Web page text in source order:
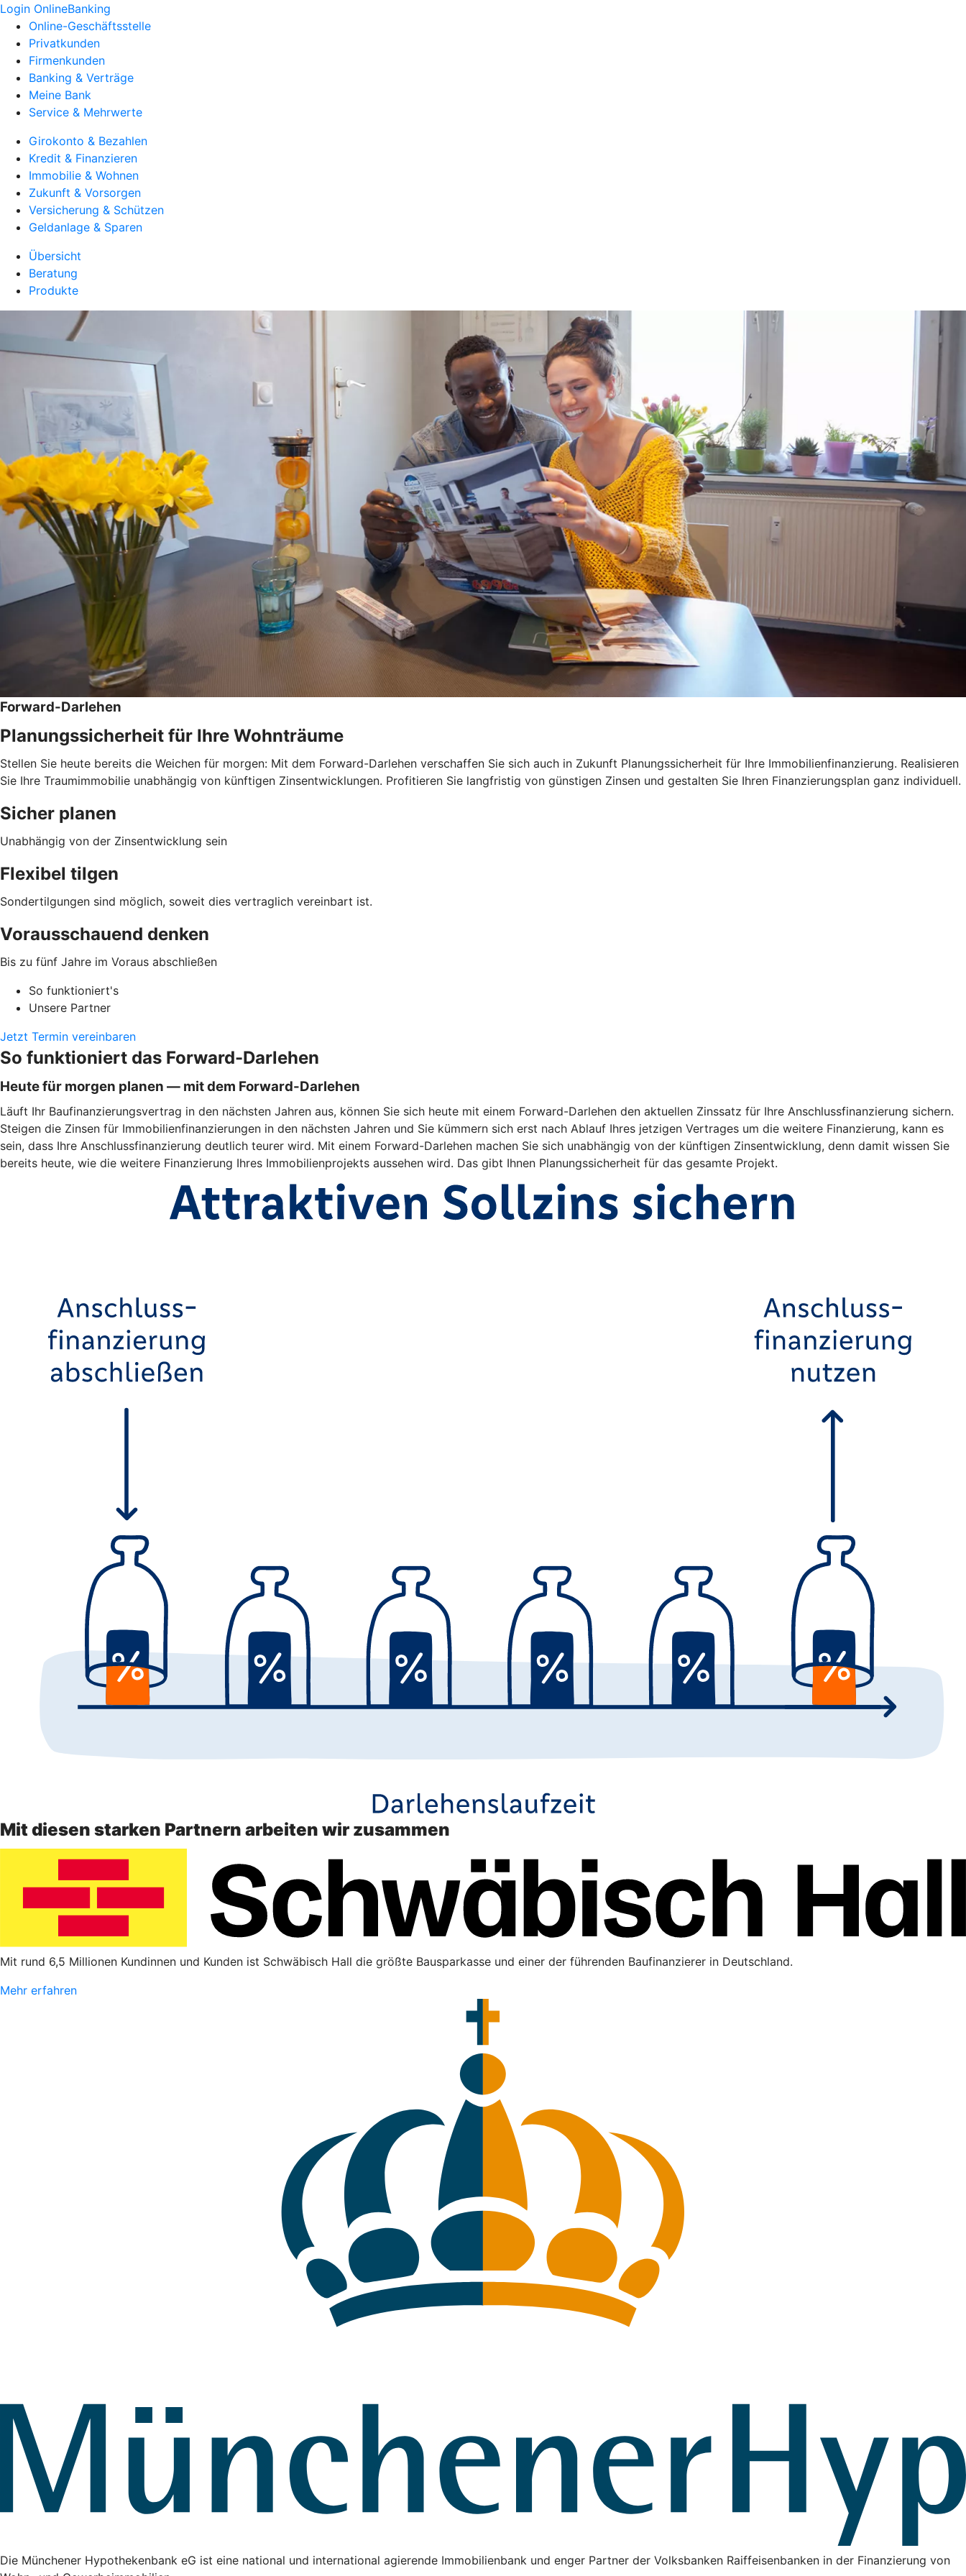
Login OnlineBanking
Online-Geschäftsstelle
Privatkunden
Firmenkunden
Banking & Verträge
Meine Bank
Service & Mehrwerte
Girokonto & Bezahlen
Kredit & Finanzieren
Immobilie & Wohnen
Zukunft & Vorsorgen
Versicherung & Schützen
Geldanlage & Sparen
Übersicht
Beratung
Produkte
Forward-Darlehen
Planungssicherheit für Ihre Wohnträume
Stellen Sie heute bereits die Weichen für morgen: Mit dem Forward-Darlehen verschaffen Sie sich auch in Zukunft Planungssicherheit für Ihre Immobilienfinanzierung. Realisieren
Sie Ihre Traumimmobilie unabhängig von künftigen Zinsentwicklungen. Profitieren Sie langfristig von günstigen Zinsen und gestalten Sie Ihren Finanzierungsplan ganz individuell.
Sicher planen
Unabhängig von der Zinsentwicklung sein
Flexibel tilgen
Sondertilgungen sind möglich, soweit dies vertraglich vereinbart ist.
Vorausschauend denken
Bis zu fünf Jahre im Voraus abschließen
So funktioniert's
Unsere Partner
Jetzt Termin vereinbaren
So funktioniert das Forward-Darlehen
Heute für morgen planen — mit dem Forward-Darlehen
Läuft Ihr Baufinanzierungsvertrag in den nächsten Jahren aus, können Sie sich heute mit einem Forward-Darlehen den aktuellen Zinssatz für Ihre Anschlussfinanzierung sichern.
Steigen die Zinsen für Immobilienfinanzierungen in den nächsten Jahren und Sie kümmern sich erst nach Ablauf Ihres jetzigen Vertrages um die weitere Finanzierung, kann es
sein, dass Ihre Anschlussfinanzierung deutlich teurer wird. Mit einem Forward-Darlehen machen Sie sich unabhängig von der künftigen Zinsentwicklung, denn damit wissen Sie
bereits heute, wie die weitere Finanzierung Ihres Immobilienprojekts aussehen wird. Das gibt Ihnen Planungssicherheit für das gesamte Projekt.
Mit diesen starken Partnern arbeiten wir zusammen
Mit rund 6,5 Millionen Kundinnen und Kunden ist Schwäbisch Hall die größte Bausparkasse und einer der führenden Baufinanzierer in Deutschland.
Mehr erfahren
Die Münchener Hypothekenbank eG ist eine national und international agierende Immobilienbank und enger Partner der Volksbanken Raiffeisenbanken in der Finanzierung von